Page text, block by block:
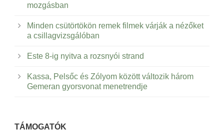
mozgásban
Minden csütörtökön remek filmek várják a nézőket
a csillagvizsgálóban
Este 8-ig nyitva a rozsnyói strand
Kassa, Pelsőc és Zólyom között változik három
Gemeran gyorsvonat menetrendje
TÁMOGATÓK